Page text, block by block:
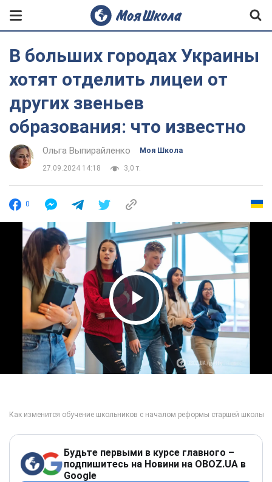
В больших городах Украины
хотят отделить лицеи от
других звеньев
образования: что известно
Ольга Выпирайленко Моя Школа
27.09.2024 14:18 3,0 т.
0
Play Video
Будьте первыми в курсе главного –
подпишитесь на Новини на OBOZ.UA в
Google